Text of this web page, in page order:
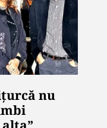
nu